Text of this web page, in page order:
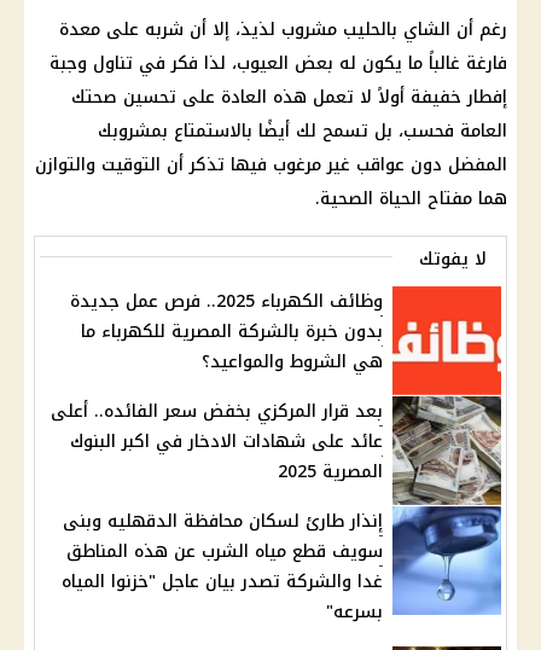
رغم أن الشاي بالحليب مشروب لذيذ، إلا أن شربه على معدة
فارغة غالباً ما يكون له بعض العيوب، لذا فكر في تناول وجبة
إفطار خفيفة أولاً لا تعمل هذه العادة على تحسين صحتك
العامة فحسب، بل تسمح لك أيضًا بالاستمتاع بمشروبك
المفضل دون عواقب غير مرغوب فيها تذكر أن التوقيت والتوازن
هما مفتاح الحياة الصحية.
لا يفوتك
وظائف الكهرباء 2025.. فرص عمل جديدة
بدون خبرة بالشركة المصرية للكهرباء ما
هي الشروط والمواعيد؟
بعد قرار المركزي بخفض سعر الفائده.. أعلى
عائد على شهادات الادخار في اكبر البنوك
المصرية 2025
إنذار طارئ لسكان محافظة الدقهليه وبنى
سويف قطع مياه الشرب عن هذه المناطق
غدا والشركة تصدر بيان عاجل "خزنوا المياه
بسرعه"